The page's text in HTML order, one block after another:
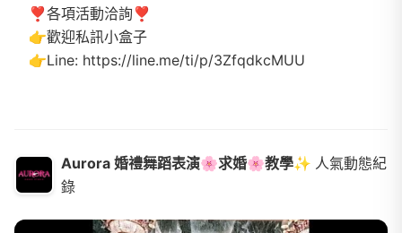
❣️各項活動洽詢❣️
👉歡迎私訊小盒子
👉Line: https://line.me/ti/p/3ZfqdkcMUU
Aurora 婚禮舞蹈表演🌸求婚🌸教學✨ 人氣動態紀
錄